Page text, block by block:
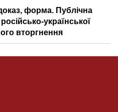
форма. Публічна
української
вторгнення